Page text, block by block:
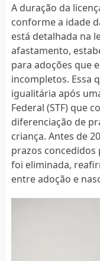
A duração da
conforme a idade
está detalhada na
afastamento,
para adoções que
incompletos. Essa
igualitária após
Federal (STF) que
diferenciação de
criança. Antes de
prazos concedidos
foi eliminada,
entre adoção e